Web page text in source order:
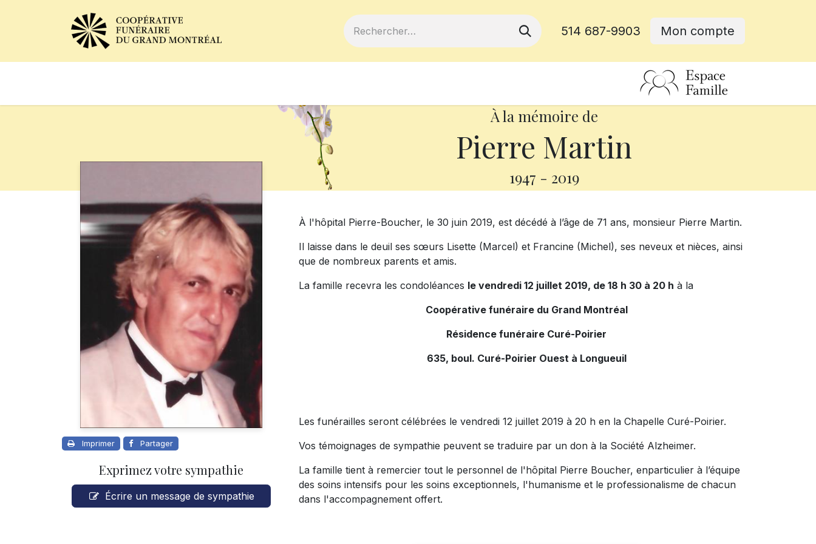
514 687-9903 Mon compte
À la mémoire de
Pierre Martin
1947 - 2019
Imprimer Partager
Exprimez votre sympathie
Écrire un message de sympathie
À l'hôpital Pierre-Boucher, le 30 juin 2019, est décédé à l’âge de 71 ans, monsieur Pierre Martin.
Il laisse dans le deuil ses sœurs Lisette (Marcel) et Francine (Michel), ses neveux et nièces, ainsi
que de nombreux parents et amis.
La famille recevra les condoléances le vendredi 12 juillet 2019, de 18 h 30 à 20 h à la
Coopérative funéraire du Grand Montréal
Résidence funéraire Curé-Poirier
635, boul. Curé-Poirier Ouest à Longueuil
Les funérailles seront célébrées le vendredi 12 juillet 2019 à 20 h en la Chapelle Curé-Poirier.
Vos témoignages de sympathie peuvent se traduire par un don à la Société Alzheimer.
La famille tient à remercier tout le personnel de l'hôpital Pierre Boucher, enparticulier à l’équipe
des soins intensifs pour les soins exceptionnels, l'humanisme et le professionalisme de chacun
dans l'accompagnement offert.